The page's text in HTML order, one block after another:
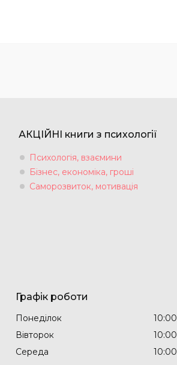
АКЦІЙНІ книги з психології
Психологія, взаємини
Бізнес, економіка, гроші
Саморозвиток, мотивація
Графік роботи
Понеділок 10:00
Вівторок
10:00
Середа
10:00